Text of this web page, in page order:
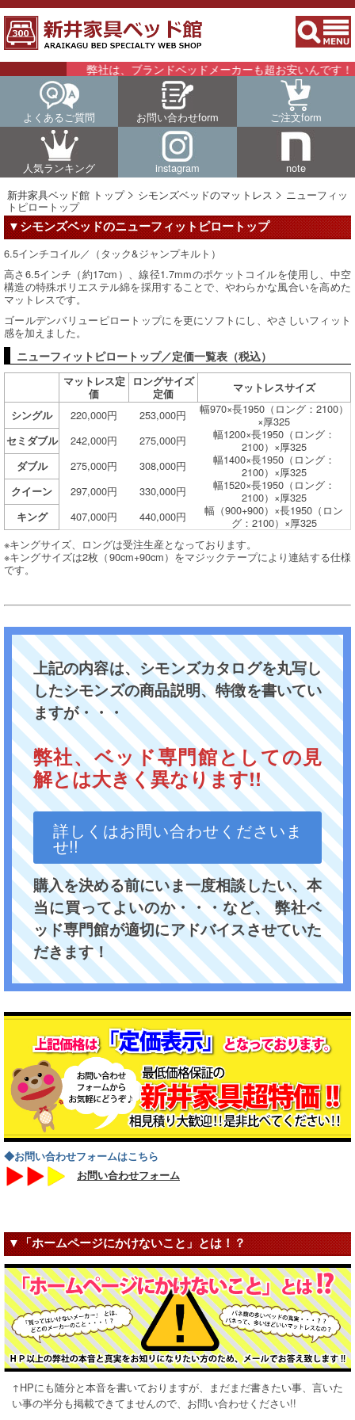
弊社は、ブランドベッドメーカーも超お安いんです！！
よくあるご質問 お問い合わせform ご注文form
人気ランキング instagram
note
新井家具ベッド館 トップ
シモンズベッドのマットレス ニューフィッ
トピロートップ
▼シモンズベッドのニューフィットピロートップ
6.5インチコイル／（タック&ジャンプキルト）
高さ6.5インチ（約17cm）、線径1.7mmのポケットコイルを使用し、中空
構造の特殊ポリエステル綿を採用することで、やわらかな風合いを高めた
マットレスです。
ゴールデンバリューピロートップにを更にソフトにし、やさしいフィット
感を加えました。
ニューフィットピロートップ／定価一覧表（税込）
マットレス定
価
ロングサイズ
定価
マットレスサイズ
シングル
220,000円 253,000円
幅970×長1950（ロング：2100）
×厚325
セミダブル 242,000円 275,000円
幅1200×長1950（ロング：
2100）×厚325
ダブル 275,000円 308,000円
幅1400×長1950（ロング：
2100）×厚325
クイーン 297,000円 330,000円
幅1520×長1950（ロング：
2100）×厚325
キング 407,000円 440,000円
幅（900+900）×長1950（ロン
グ：2100）×厚325
※キングサイズ、ロングは受注生産となっております。
※キングサイズは2枚（90cm+90cm）をマジックテープにより連結する仕様
です。
上記の内容は、シモンズカタログを丸写し
したシモンズの商品説明、特徴を書いてい
ますが・・・
弊社、ベッド専門館としての見
解とは大きく異なります!!
詳しくはお問い合わせくださいま
せ!!
購入を決める前にいま一度相談したい、本
当に買ってよいのか・・・など、 弊社ベ
ッド専門館が適切にアドバイスさせていた
だきます！
◆お問い合わせフォームはこちら
お問い合わせフォーム
▼「ホームページにかけないこと」とは！？
↑HPにも随分と本音を書いておりますが、まだまだ書きたい事、言いた
い事の半分も掲載できてませんので、お問い合わせください!!